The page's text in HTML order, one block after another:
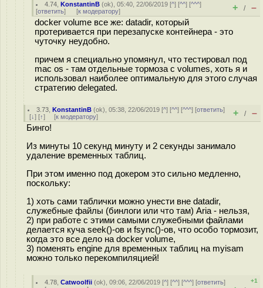
4.74 ,KonstantinB (ok), 05:40, 22/06/2019 [^] [^^] [^^^]
[ответить] [к модератору] + / –
docker volume все же: datadir, который
протеривается при перезапуске контейнера - это
чуточку неудобно.
причем я специально упомянул, что тестировал под
mac os - там отдельные тормоза с volumes, хоть я и
использовал наиболее оптимальную для этого случая
стратегию delegated.
3.73 ,KonstantinB (ok), 05:38, 22/06/2019 [^] [^^] [^^^] [ответить]
[↓] [↑] [к модератору] + / –
Бинго!
Из минуты 10 секунд минуту и 2 секунды занимало
удаление временных таблиц.
При этом именно под докером это сильно медленно,
поскольку:
1) хоть сами таблички можно унести вне datadir,
служебные файлы (бинлоги или что там) Aria - нельзя,
2) при работе с этими самыми служебными файлами
делается куча seek()-ов и fsync()-ов, что особо тормозит,
когда это все дело на docker volume,
3) поменять engine для временных таблиц на myisam
можно только перекомпиляцией!
4.78 ,Catwoolfii (ok), 09:06, 22/06/2019 [^] [^^] [^^^] [ответить]
+1